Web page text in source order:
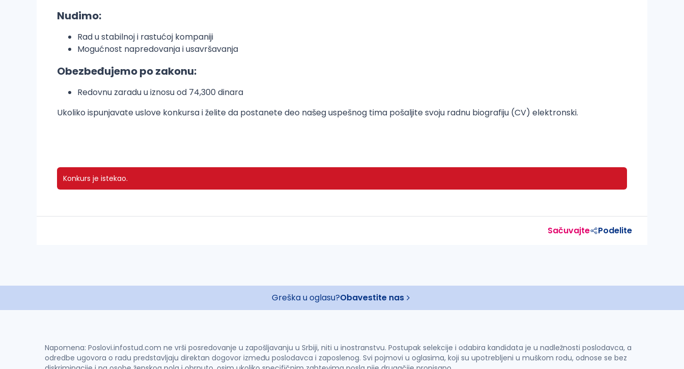
Nudimo:
Rad u stabilnoj i rastućoj kompaniji
Mogućnost napredovanja i usavršavanja
Obezbeđujemo po zakonu:
Redovnu zaradu u iznosu od 74,300 dinara
Ukoliko ispunjavate uslove konkursa i želite da postanete deo našeg uspešnog tima pošaljite svoju radnu biografiju (CV) elektronski.
Konkurs je istekao.
Sačuvajte Podelite
Greška u oglasu?Obavestite nas
Napomena: Poslovi.infostud.com ne vrši posredovanje u zapošljavanju u Srbiji, niti u inostranstvu. Postupak selekcije i odabira kandidata je u nadležnosti poslodavca, a
odredbe ugovora o radu predstavljaju direktan dogovor između poslodavca i zaposlenog. Svi pojmovi u oglasima, koji su upotrebljeni u muškom rodu, odnose se bez